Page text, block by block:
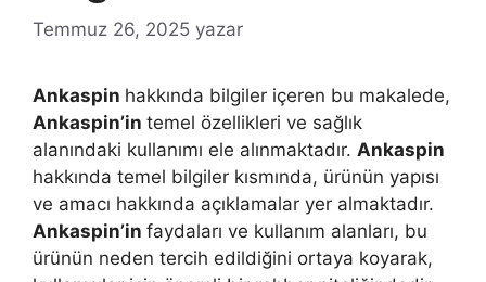
Temmuz 26, 2025 yazar
Ankaspin hakkında bilgiler içeren bu makalede,
Ankaspin’in temel özellikleri ve sağlık
alanındaki kullanımı ele alınmaktadır. Ankaspin
hakkında temel bilgiler kısmında, ürünün yapısı
ve amacı hakkında açıklamalar yer almaktadır.
Ankaspin’in faydaları ve kullanım alanları, bu
ürünün neden tercih edildiğini ortaya koyarak,